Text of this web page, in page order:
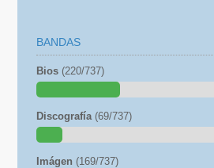
BANDAS
Bios (220/737)
Discografía (69/737)
Imágen (169/737)